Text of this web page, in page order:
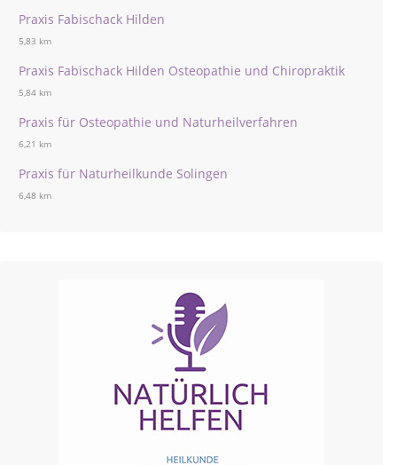
Praxis Fabischack Hilden
5,83 km
Praxis Fabischack Hilden Osteopathie und Chiropraktik
5,84 km
Praxis für Osteopathie und Naturheilverfahren
6,21 km
Praxis für Naturheilkunde Solingen
6,48 km